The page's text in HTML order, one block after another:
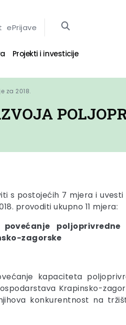
ePrijave
Projekti i investicije
za 2018.
s postojećih 7 mjera i
provoditi ukupno 11 mjera:
zagorske
kapaciteta
Krapinsko-
konkurentnost na